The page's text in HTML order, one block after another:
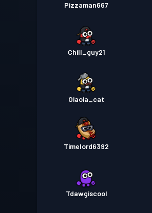
Pizzaman667
Chill_guy21
Oiaoia_cat
Timelord6392
Tdawgiscool